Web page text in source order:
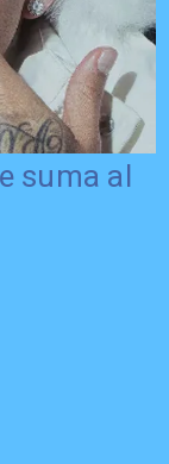
suma al